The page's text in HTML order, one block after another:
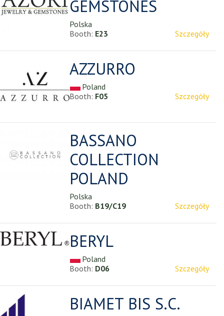
GEMSTONES
Polska
Booth: E23 Szczegóły
AZZURRO
Poland
Booth: F05 Szczegóły
BASSANO
COLLECTION
POLAND
Polska
Booth: B19/C19 Szczegóły
BERYL
Poland
Booth: D06 Szczegóły
BIAMET BIS S.C.